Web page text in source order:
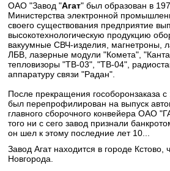
ОАО "Завод "Агат" был образован в
Министерства электронной
своего существования предприятие
высокотехнологическую продукцию
вакуумные СВЧ-изделия, магнетроны,
ЛБВ, лазерные модули "Комета",
тепловизоры "ТВ-03", "ТВ-04",
аппаратуру связи "Радан".
После прекращения гособоронзаказа с
был перепрофилирован на выпуск
главного сборочного конвейера ОАО
того ни с сего завод признали
он шел к этому последние лет 10...
Завод Агат находится в городе Кстово,
Новгорода.